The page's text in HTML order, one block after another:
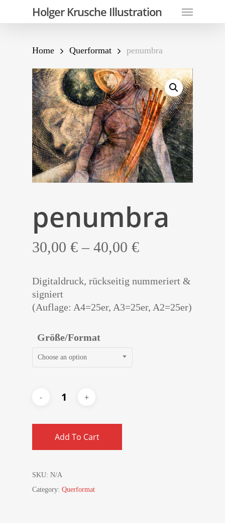
Holger Krusche Illustration Menu
Home Querformat penumbra
penumbra
30,00 € – 40,00 €
Digitaldruck, rückseitig nummeriert &
signiert
(Auflage: A4=25er, A3=25er, A2=25er)
Größe/Format
Choose an option
Add To Cart
SKU: N/A
Category: Querformat